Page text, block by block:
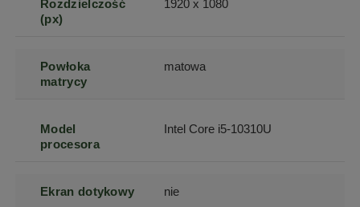
Rozdzielczość
(px)
1920 x 1080
Powłoka
matrycy
matowa
Model
procesora
Intel Core i5-10310U
Ekran dotykowy nie